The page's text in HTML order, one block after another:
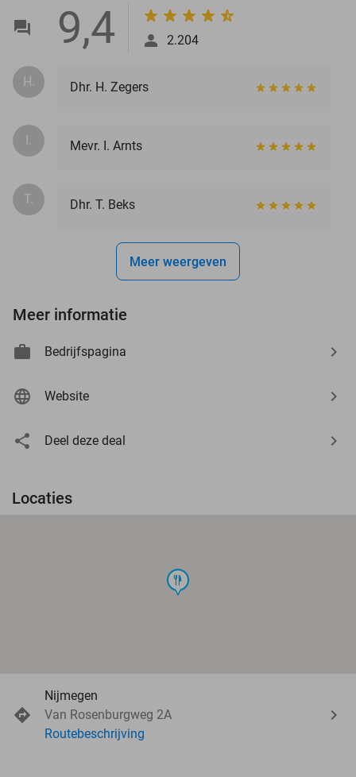
9,4 2.204
H. Dhr. H. Zegers
I. Mevr. I. Arnts
T. Dhr. T. Beks
Meer weergeven
Meer informatie
Bedrijfspagina
Website
Deel deze deal
Locaties
food
Nijmegen
Van Rosenburgweg 2A
Routebeschrijving